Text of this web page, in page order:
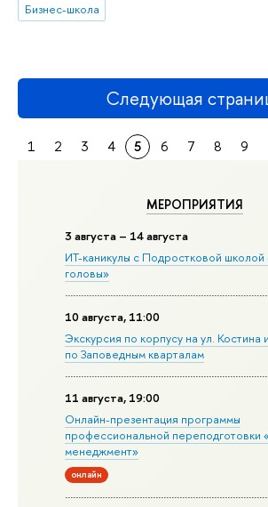
МЕРОПРИЯТИЯ
3 августа – 14 августа
ИТ-каникулы с Подростковой
головы»
10 августа, 11:00
Экскурсия по корпусу на ул. Костина
по Заповедным кварталам
11 августа, 19:00
Онлайн-презентация программы
профессиональной переподготовки
менеджмент»
онлайн
Бизнес-школа
Следующая
1 2 3 4 5 6 7 8 9